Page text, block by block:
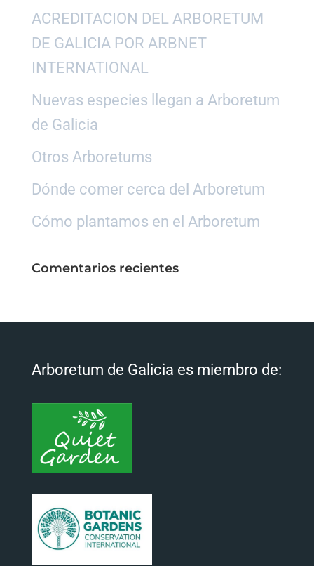
ACREDITACION DEL ARBORETUM
DE GALICIA POR ARBNET
INTERNATIONAL
Nuevas especies llegan a Arboretum
de Galicia
Otros Arboretums
Dónde comer cerca del Arboretum
Cómo plantamos en el Arboretum
Comentarios recientes
Arboretum de Galicia es miembro de: